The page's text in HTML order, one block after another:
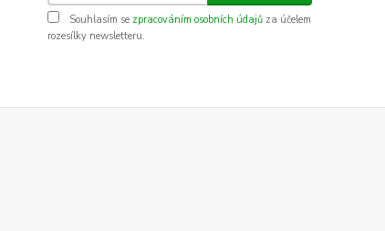
Souhlasím se zpracováním osobních údajů za účelem
rozesílky newsletteru.